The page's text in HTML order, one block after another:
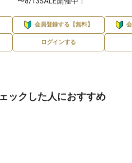
会員登録する【無料】
ログインする
ックした人におすすめ